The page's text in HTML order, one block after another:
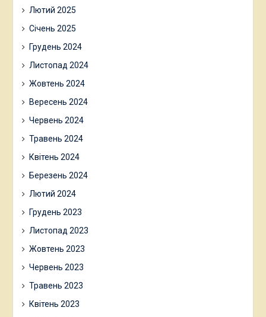
Лютий 2025
Січень 2025
Грудень 2024
Листопад 2024
Жовтень 2024
Вересень 2024
Червень 2024
Травень 2024
Квітень 2024
Березень 2024
Лютий 2024
Грудень 2023
Листопад 2023
Жовтень 2023
Червень 2023
Травень 2023
Квітень 2023